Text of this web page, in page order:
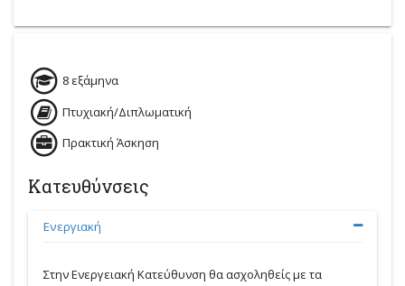
8 εξάμηνα
Πτυχιακή/Διπλωματική
Πρακτική Άσκηση
Κατευθύνσεις
Ενεργιακή
Στην Ενεργειακή Κατεύθυνση θα ασχοληθείς με τα